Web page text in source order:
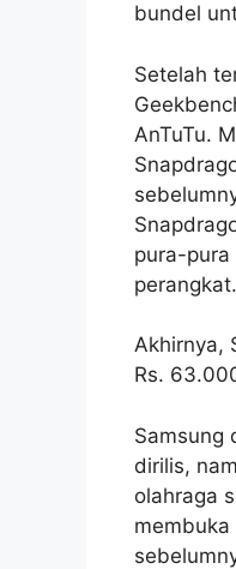
bundel
Setelah
AnTuTu.
pura-pura
perangkat.
Akhirnya,
Rs.
Samsung
dirilis,
olahraga